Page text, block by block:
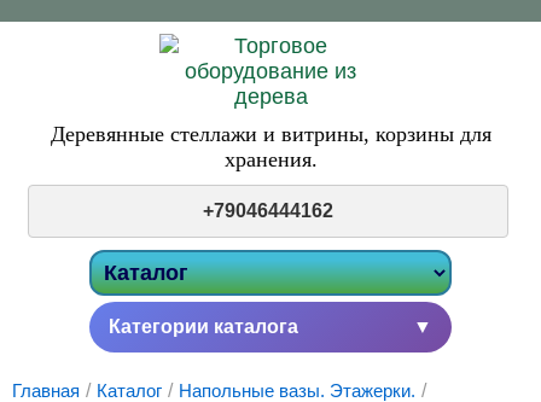
Деревянные стеллажи и витрины, корзины для
хранения.
+79046444162
Категории каталога ▼
Главная / Каталог / Напольные вазы. Этажерки. /